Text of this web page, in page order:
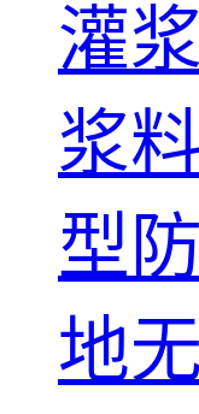
灌
浆料
型
地